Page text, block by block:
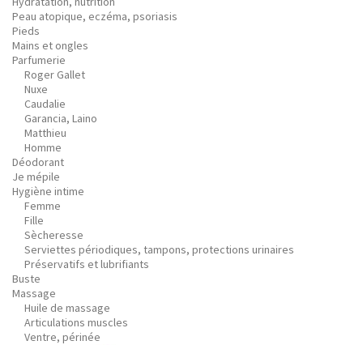
Peau atopique, eczéma, psoriasis
Pieds
Mains et ongles
Parfumerie
Roger Gallet
Nuxe
Caudalie
Garancia, Laino
Matthieu
Homme
Déodorant
Je mépile
Hygiène intime
Femme
Fille
Sècheresse
Serviettes périodiques, tampons, protections urinaires
Préservatifs et lubrifiants
Buste
Massage
Huile de massage
Articulations muscles
Ventre, périnée